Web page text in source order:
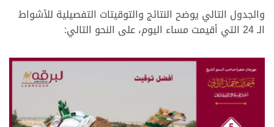
والجدول التالي يوضح النتائج والتوقيتات التفصيلية للأشواط
الـ 24 التي أقيمت مساء اليوم، على النحو التالي: